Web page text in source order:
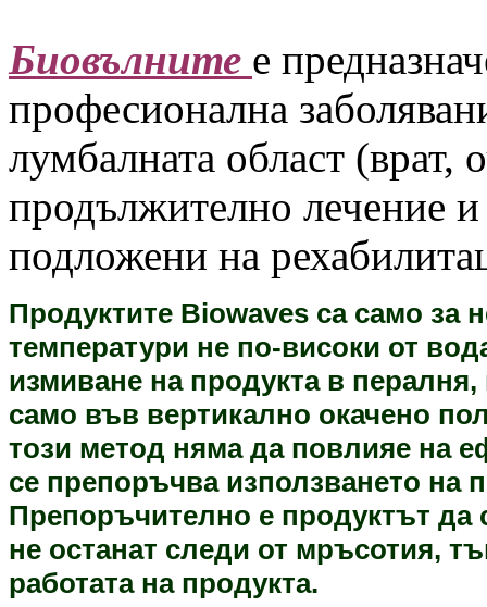
Биовълните е
професионална
лумбалната област
продължително лечение
подложени на
Продуктите Biowaves са само за
температури не по-високи от
измиване на продукта в пералня,
само във вертикално окачено
този метод няма да повлияе на
се препоръчва използването на
Препоръчително е продуктът да
не останат следи от мръсотия,
работата на продукта.